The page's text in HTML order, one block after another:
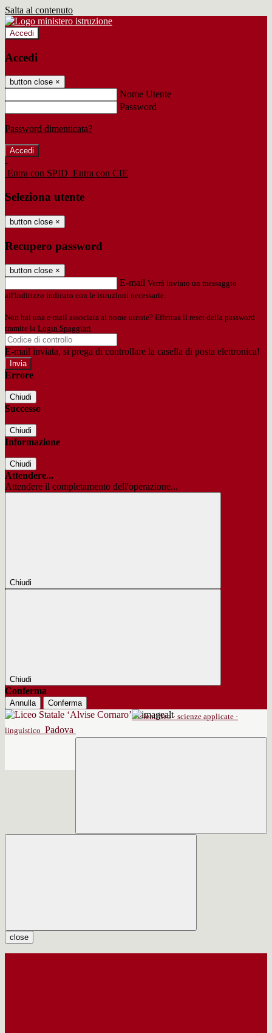
Salta al contenuto
Accedi
Accedi
button close ×
Nome Utente
Password
Password dimenticata?
-
Entra con SPID Entra con CIE
Seleziona utente
button close ×
Recupero password
button close ×
E-mail Verrà inviato un messaggio
all'indirizzo indicato con le istruzioni necessarie.
Non hai una e-mail associata al nome utente? Effettua il reset della password
tramite la Login Spaggiari
E-mail inviata, si prega di controllare la casella di posta elettronica!
Errore
Chiudi
Successo
Chiudi
Informazione
Chiudi
Attendere...
Attendere il completamento dell'operazione...
Chiudi
Chiudi
Conferma
Annulla
Conferma
scientifico · scienze applicate ·
linguistico Padova
close